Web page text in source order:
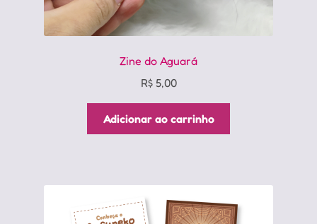
Zine do Aguará
R$5,00
Adicionar ao carrinho